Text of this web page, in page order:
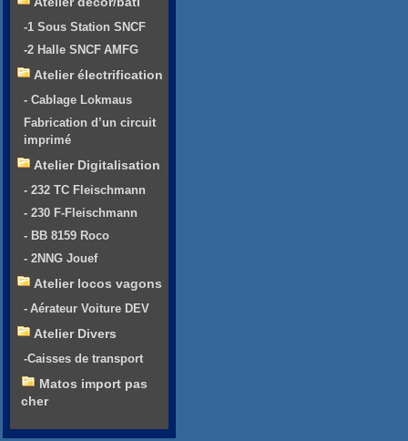
-1 Sous Station SNCF
-2 Halle SNCF AMFG
Atelier électrification
- Cablage Lokmaus
Fabrication d’un circuit
imprimé
Atelier Digitalisation
- 232 TC Fleischmann
- 230 F-Fleischmann
- BB 8159 Roco
- 2NNG Jouef
Atelier locos vagons
- Aérateur Voiture DEV
Atelier Divers
-Caisses de transport
Matos import pas
cher